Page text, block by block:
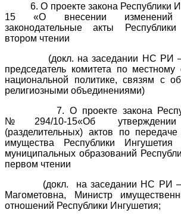
6. О проекте закона Республики
15 «О внесении
законодательные акты
втором чтении
(докл. на заседании НС РИ –
председатель комитета по местному
национальной политике, связям с
религиозными объединениями)
7. О проекте закона
№294/10-15«Об утверждении
(разделительных) актов по передаче
имущества Республики Ингушетия
муниципальных образований
первом чтении
(докл. на заседании НС РИ –
Магометовна, Министр
отношений Республики Ингушетия;